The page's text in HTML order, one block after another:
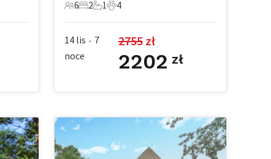
6 Goście
6
2 Sypialnie
2
1 Łazienka
1
4 Zwierzęta domowe
4
14 lis • 7
noce
2755 zł
2202 zł